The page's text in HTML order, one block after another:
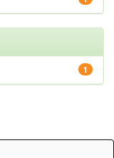
1